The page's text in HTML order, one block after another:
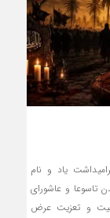
یاد و نام
تاسوعا و عاشورای
و تعزیت عرض